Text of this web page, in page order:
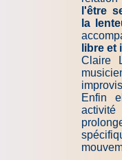
l'être
la
libre et
Claire
Enfin